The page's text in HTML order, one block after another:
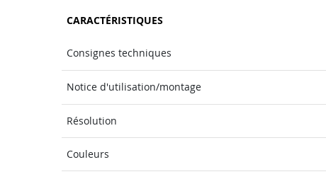
CARACTÉRISTIQUES
Consignes techniques
Notice d'utilisation/montage
Résolution
Couleurs